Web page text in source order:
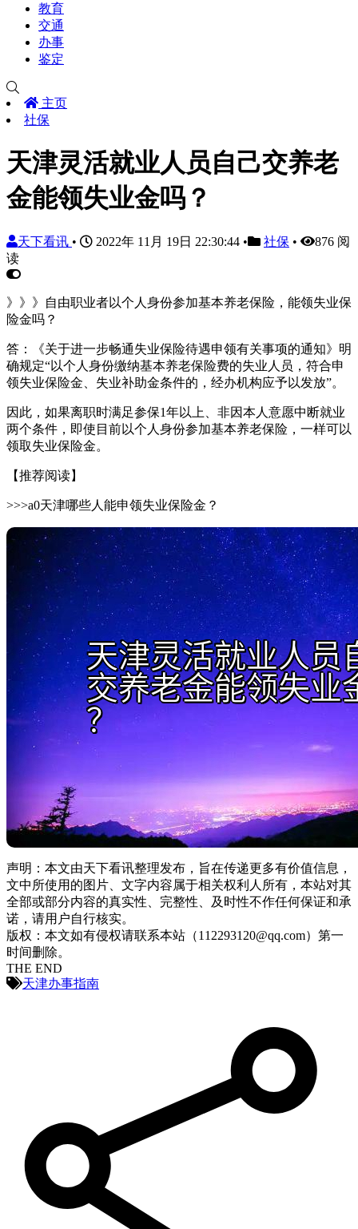
教育
交通
办事
鉴定
主页
社保
天津灵活就业人员自己交养老
金能领失业金吗？
天下看讯 • 2022年 11月 19日 22:30:44 • 社保 •
876 阅
读
》》》自由职业者以个人身份参加基本养老保险，能领失业保
险金吗？
答：《关于进一步畅通失业保险待遇申领有关事项的通知》明
确规定“以个人身份缴纳基本养老保险费的失业人员，符合申
领失业保险金、失业补助金条件的，经办机构应予以发放”。
因此，如果离职时满足参保1年以上、非因本人意愿中断就业
两个条件，即使目前以个人身份参加基本养老保险，一样可以
领取失业保险金。
【推荐阅读】
>>>a0天津哪些人能申领失业保险金？
声明：本文由天下看讯整理发布，旨在传递更多有价值信息，
文中所使用的图片、文字内容属于相关权利人所有，本站对其
全部或部分内容的真实性、完整性、及时性不作任何保证和承
诺，请用户自行核实。
版权：本文如有侵权请联系本站（112293120@qq.com）第一
时间删除。
THE END
天津办事指南